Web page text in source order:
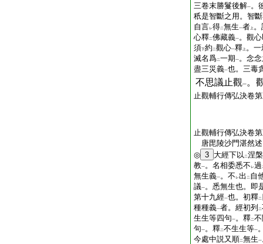
三卷末勝鬘後解一。
秖是智斷之用。智
自言レ得二無生一者 上 。
心釋二佛藏義一。觀
須下約 二觀心一釋 上 。
滅名爲二一期一。念
盡三災義一也。三毒
不思議止觀一 。
止觀輔行傳弘決卷
止觀輔行傳弘決卷
唐毘陵沙門湛然
◎ 3 大經下以 二涅槃
教一。名相委悉不 レ過
無生義一。不 レ出 二 自
議一。悉無生也。即
第十九經一也。初釋二
種種義一者。經初列 二
生生等四句一。釋二
句一。釋二不生生等一
今處中説又順二無生一